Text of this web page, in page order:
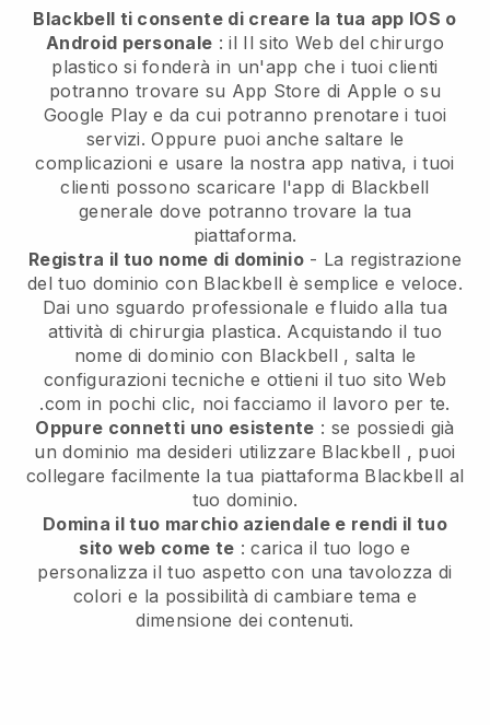
Blackbell ti consente di creare la tua app IOS o
Android personale : il Il sito Web del chirurgo
plastico si fonderà in un'app che i tuoi clienti
potranno trovare su App Store di Apple o su
Google Play e da cui potranno prenotare i tuoi
servizi. Oppure puoi anche saltare le
complicazioni e usare la nostra app nativa, i tuoi
clienti possono scaricare l'app di Blackbell
generale dove potranno trovare la tua
piattaforma.
Registra il tuo nome di dominio- La registrazione
del tuo dominio con Blackbell è semplice e veloce.
Dai uno sguardo professionale e fluido alla tua
attività di chirurgia plastica. Acquistando il tuo
nome di dominio con Blackbell , salta le
configurazioni tecniche e ottieni il tuo sito Web
.com in pochi clic, noi facciamo il lavoro per te.
Oppure connetti uno esistente : se possiedi già
un dominio ma desideri utilizzare Blackbell , puoi
collegare facilmente la tua piattaforma Blackbell al
tuo dominio.
Domina il tuo marchio aziendale e rendi il tuo
sito web come te : carica il tuo logo e
personalizza il tuo aspetto con una tavolozza di
colori e la possibilità di cambiare tema e
dimensione dei contenuti.